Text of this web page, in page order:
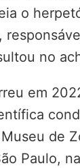
o
,
no
em
Museu de
Paulo,